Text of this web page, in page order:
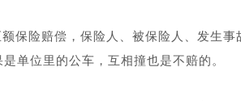
保险赔偿，保险人、被保险人、发生事
单位里的公车，互相撞也是不赔的。